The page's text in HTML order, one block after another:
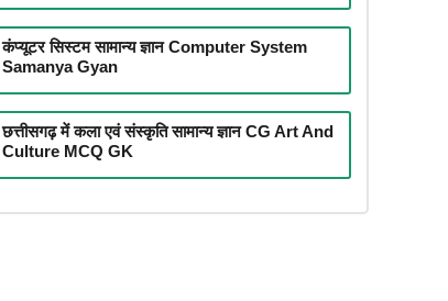
कंप्यूटर सिस्टम सामान्य ज्ञान Computer System
Samanya Gyan
छत्तीसगढ़ में कला एवं संस्कृति सामान्य ज्ञान CG Art And
Culture MCQ GK